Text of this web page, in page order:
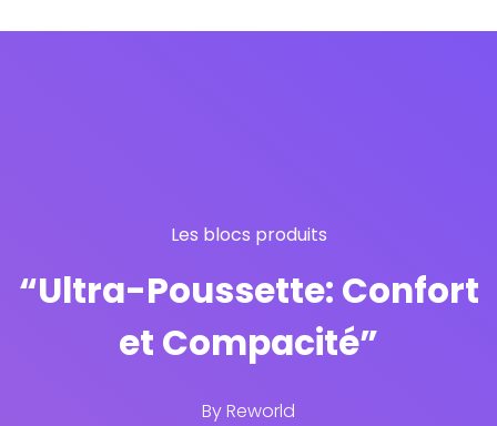
Les blocs produits
“Ultra-Poussette: Confort
et Compacité”
ByReworld